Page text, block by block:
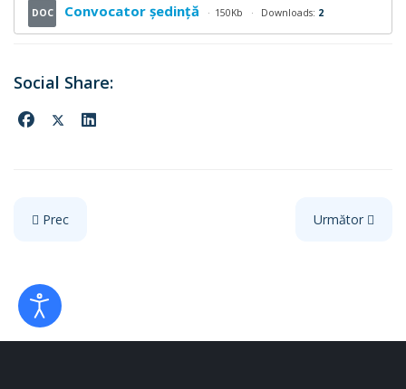
DOC Convocator şedinţă 150Kb Downloads: 2
Articol precedent: Dispoziţia nr. 6 din 22 ianuarie 2026
Prec Articolul
Următor